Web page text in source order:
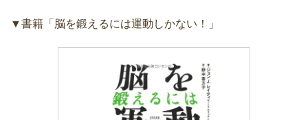
▼書籍「脳を鍛えるには運動しかない！」